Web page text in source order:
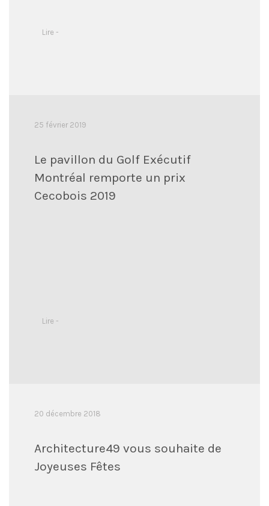
Lire -
25 février 2019
Le pavillon du Golf Exécutif
Montréal remporte un prix
Cecobois 2019
Lire -
20 décembre 2018
Architecture49 vous souhaite de
Joyeuses Fêtes